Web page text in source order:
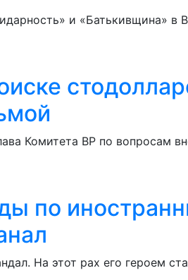
и «Батькивщина»
Комитета ВР по вопросам
по
На этот рах его героем